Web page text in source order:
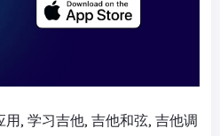
用, 学习吉他, 吉他和弦, 吉他调